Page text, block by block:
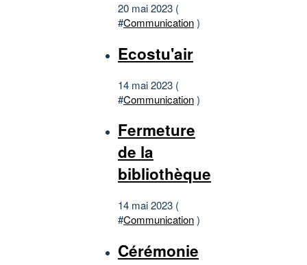
20 mai 2023 (
#Communication)
Ecostu'air
14 mai 2023 (
#Communication)
Fermeture
de la
bibliothèque
14 mai 2023 (
#Communication)
Cérémonie